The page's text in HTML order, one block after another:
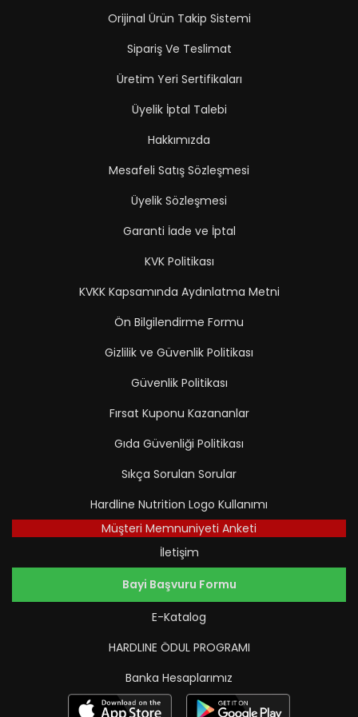
Orijinal Ürün Takip Sistemi
Sipariş Ve Teslimat
Üretim Yeri Sertifikaları
Üyelik İptal Talebi
Hakkımızda
Mesafeli Satış Sözleşmesi
Üyelik Sözleşmesi
Garanti İade ve İptal
KVK Politikası
KVKK Kapsamında Aydınlatma Metni
Ön Bilgilendirme Formu
Gizlilik ve Güvenlik Politikası
Güvenlik Politikası
Fırsat Kuponu Kazananlar
Gıda Güvenliği Politikası
Sıkça Sorulan Sorular
Hardline Nutrition Logo Kullanımı
Müşteri Memnuniyeti Anketi
İletişim
Bayi Başvuru Formu
E-Katalog
HARDLINE ÖDUL PROGRAMI
Banka Hesaplarımız